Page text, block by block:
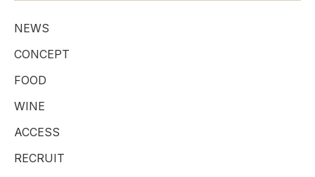
NEWS
CONCEPT
FOOD
WINE
ACCESS
RECRUIT